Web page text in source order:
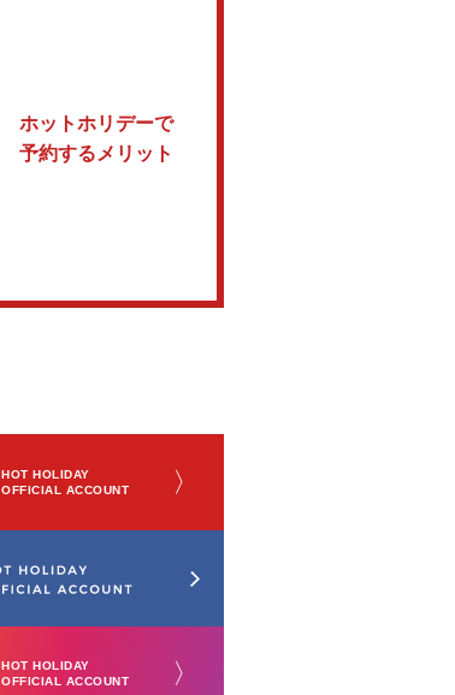
ホットホリデーで
予約するメリット
HOT HOLIDAY
OFFICIAL ACCOUNT
〉
HOT HOLIDAY
OFFICIAL ACCOUNT
〉